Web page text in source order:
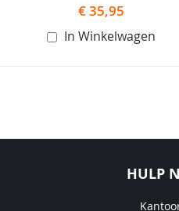
€ 35,95
In Winkelwagen
HULP